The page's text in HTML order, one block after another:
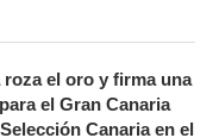
el oro y firma una
el Gran Canaria
Canaria en el